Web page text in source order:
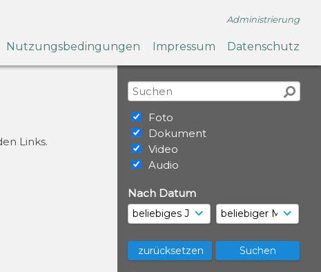
Administrierung
Nutzungsbedingungen Impressum Datenschutz
Foto
Dokument
Video
Audio
Nach Datum
Links.